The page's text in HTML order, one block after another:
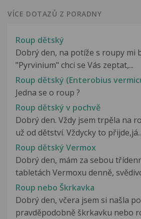
VÍCE DOTAZŮ Z PORADNY
Roup dětský
Dobrý den, na potíže s roupy mi
"Pyrvinium" chci se Vás zeptat,...
Roup dětský (Enterobius
Jedna se o roup ?
Roup dětský v pochvě
Dobrý den. Vždy jsem trpěla na
už od dětství. Vždycky to
Roup dětský Vermox
Dobrý den, mám za sebou
tabletách Vermoxu denně,
Roup nebo Škrkavka
Dobrý den, včera jsem si našla
pravděpodobně škrkavku nebo